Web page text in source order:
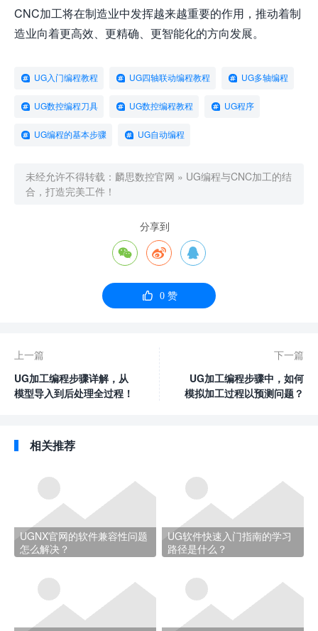
CNC加工将在制造业中发挥越来越重要的作用，推动着制
造业向着更高效、更精确、更智能化的方向发展。
UG入门编程教程 UG四轴联动编程教程 UG多轴编程
UG数控编程刀具 UG数控编程教程 UG程序
UG编程的基本步骤 UG自动编程
未经允许不得转载： 麟思数控官网 » UG编程与CNC加工的结
合，打造完美工件！
分享到
  
 0赞
上一篇
UG加工编程步骤详解，从
模型导入到后处理全过程！
下一篇
UG加工编程步骤中，如何
模拟加工过程以预测问题？
相关推荐
UGNX官网的软件兼容性问题
怎么解决？
UG软件快速入门指南的学习
路径是什么？